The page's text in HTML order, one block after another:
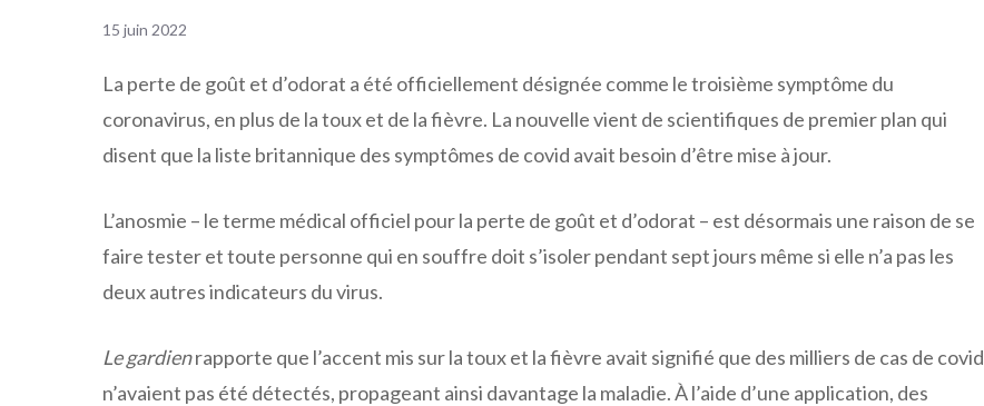
15 juin 2022
La perte de goût et d’odorat a été officiellement désignée comme le troisième symptôme du
coronavirus, en plus de la toux et de la fièvre. La nouvelle vient de scientifiques de premier plan qui
disent que la liste britannique des symptômes de covid avait besoin d’être mise à jour.
L’anosmie – le terme médical officiel pour la perte de goût et d’odorat – est désormais une raison de se
faire tester et toute personne qui en souffre doit s’isoler pendant sept jours même si elle n’a pas les
deux autres indicateurs du virus.
Le gardienrapporte que l’accent mis sur la toux et la fièvre avait signifié que des milliers de cas de covid
n’avaient pas été détectés, propageant ainsi davantage la maladie. À l’aide d’une application, des